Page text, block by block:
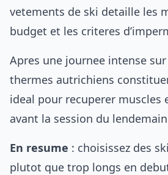
vetements de ski detaille les
budget et les criteres
Apres une journee intense
thermes autrichiens
ideal pour recuperer muscles
avant la session du
En resume : choisissez des
plutot que trop longs en